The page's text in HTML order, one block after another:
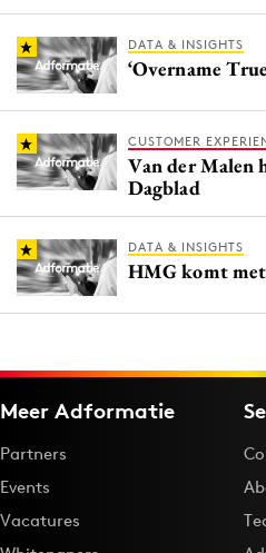
DATA & INSIGHTS
‘Overname
CUSTOMER
Van der Malen
Dagblad
DATA & INSIGHTS
HMG komt met
Meer Adformatie
Partners
Events
Vacatures